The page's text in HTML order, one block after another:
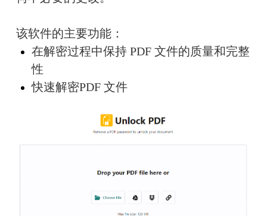
该软件的主要功能：
在解密过程中保持 PDF 文件的质量和完整
性
快速解密PDF 文件